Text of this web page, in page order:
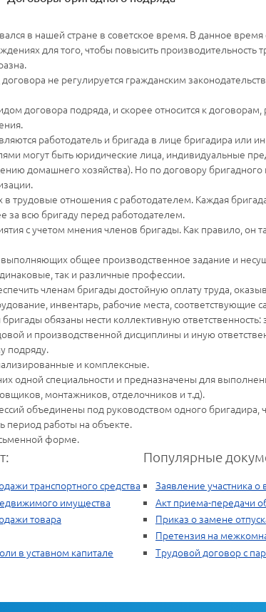
в нашей стране в советское время. В данное
для того, чтобы повысить производительность
не регулируется гражданским
договора подряда, и скорее относится к
работодатель и бригада в лице бригадира или
могут быть юридические лица, индивидуальные
домашнего хозяйства). Но по договору
трудовые отношения с работодателем. Каждая
за всю бригаду перед работодателем.
с учетом мнения членов бригады. Как правило, он
общее производственное задание и
так и различные профессии.
членам бригады достойную оплату труда,
инвентарь, рабочие места, соответствующие
обязаны нести коллективную
и производственной дисциплины и иную
подряду.
и комплексные.
одной специальности и предназначены для
монтажников, отделочников и т.д).
объединены под руководством одного бригадира,
период работы на объекте.
форме.
транспортного средства
имущества
товара
в уставном капитале
Популярные
Заявление участника
Акт приема-передачи
Приказ о замене
Претензия на
Трудовой договор с